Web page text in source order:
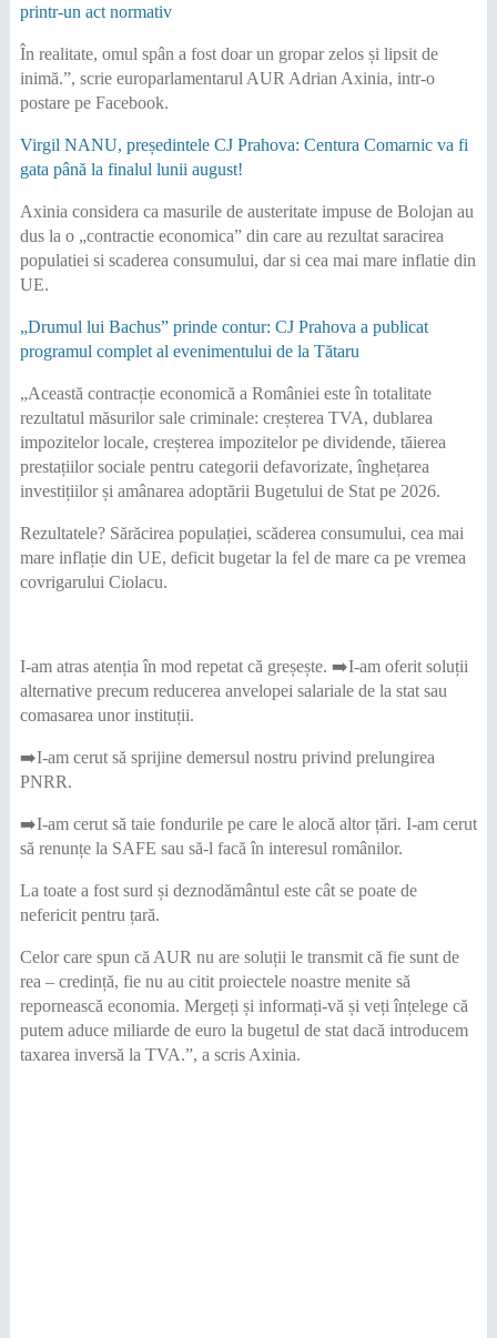
printr-un act normativ
În realitate, omul spân a fost doar un gropar zelos și lipsit de
inimă.”, scrie europarlamentarul AUR Adrian Axinia, intr-o
postare pe Facebook.
Virgil NANU, președintele CJ Prahova: Centura Comarnic va fi
gata până la finalul lunii august!
Axinia considera ca masurile de austeritate impuse de Bolojan au
dus la o „contractie economica” din care au rezultat saracirea
populatiei si scaderea consumului, dar si cea mai mare inflatie din
UE.
„Drumul lui Bachus” prinde contur: CJ Prahova a publicat
programul complet al evenimentului de la Tătaru
„Această contracție economică a României este în totalitate
rezultatul măsurilor sale criminale: creșterea TVA, dublarea
impozitelor locale, creșterea impozitelor pe dividende, tăierea
prestațiilor sociale pentru categorii defavorizate, înghețarea
investițiilor și amânarea adoptării Bugetului de Stat pe 2026.
Rezultatele? Sărăcirea populației, scăderea consumului, cea mai
mare inflație din UE, deficit bugetar la fel de mare ca pe vremea
covrigarului Ciolacu.
I-am atras atenția în mod repetat că greșește. ➡️I-am oferit soluții
alternative precum reducerea anvelopei salariale de la stat sau
comasarea unor instituții.
➡️I-am cerut să sprijine demersul nostru privind prelungirea
PNRR.
➡️I-am cerut să taie fondurile pe care le alocă altor țări. I-am cerut
să renunțe la SAFE sau să-l facă în interesul românilor.
La toate a fost surd și deznodământul este cât se poate de
nefericit pentru țară.
Celor care spun că AUR nu are soluții le transmit că fie sunt de
rea – credință, fie nu au citit proiectele noastre menite să
repornească economia. Mergeți și informați-vă și veți înțelege că
putem aduce miliarde de euro la bugetul de stat dacă introducem
taxarea inversă la TVA.”, a scris Axinia.